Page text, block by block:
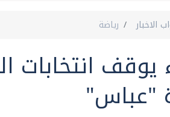
الاخبار رياضة
يوقف انتخابات
"عباس"